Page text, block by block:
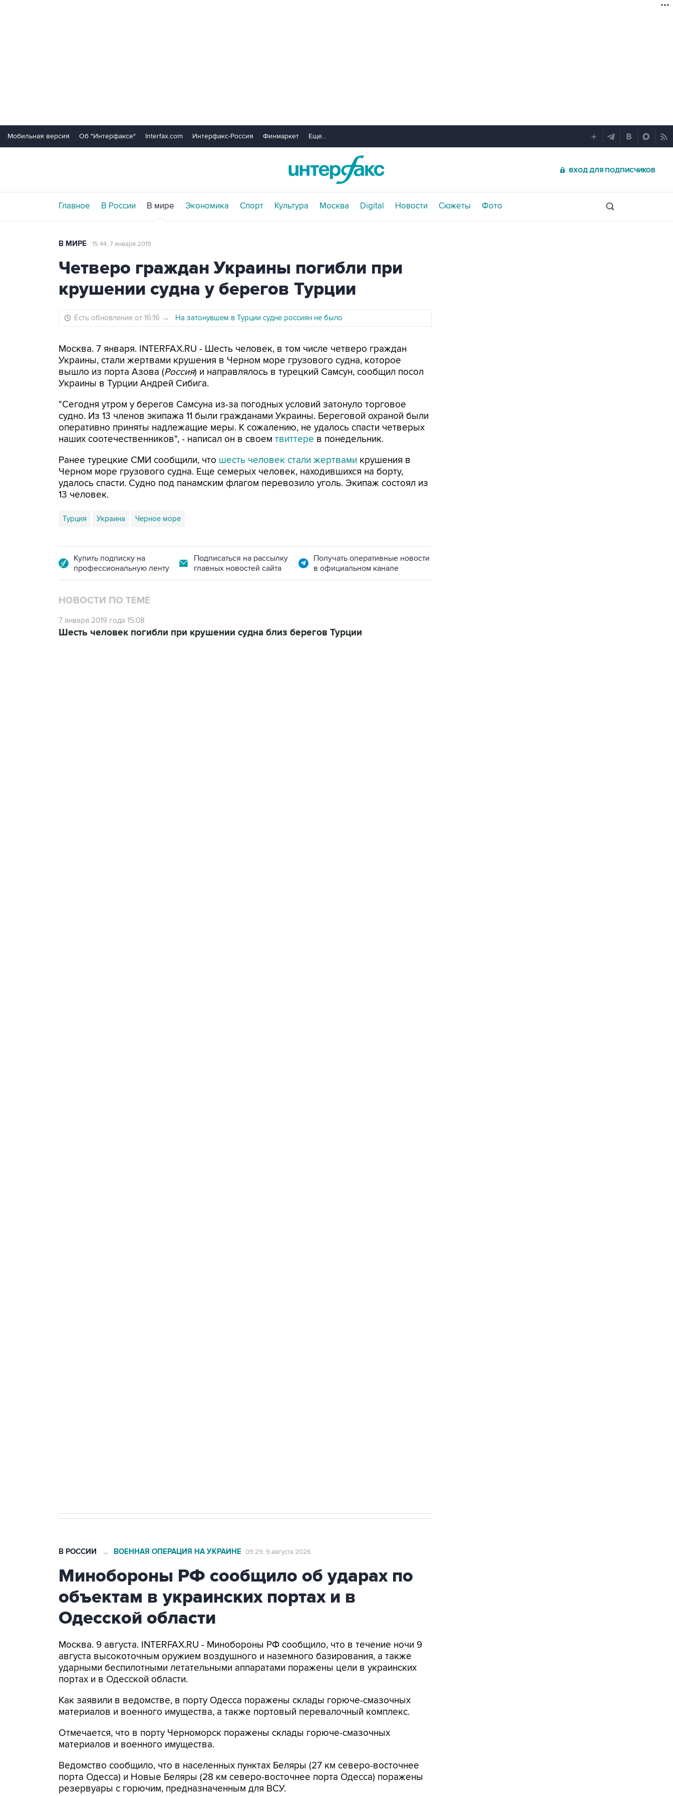
Мобильная версия Об "Интерфаксе" Interfax.com Интерфакс-Россия Финмаркет Еще...
ВХОД ДЛЯ ПОДПИСЧИКОВ
Главное В России В мире Экономика Спорт Культура Москва Digital Новости Сюжеты Фото
В МИРЕ 15:44, 7 января 2019
Четверо граждан Украины погибли при
крушении судна у берегов Турции
Есть обновление от 16:16 → На затонувшем в Турции судне россиян не было
Москва. 7 января. INTERFAX.RU - Шесть человек, в том числе четверо граждан
Украины, стали жертвами крушения в Черном море грузового судна, которое
вышло из порта Азова (Россия) и направлялось в турецкий Самсун, сообщил посол
Украины в Турции Андрей Сибига.
"Сегодня утром у берегов Самсуна из-за погодных условий затонуло торговое
судно. Из 13 членов экипажа 11 были гражданами Украины. Береговой охраной были
оперативно приняты надлежащие меры. К сожалению, не удалось спасти четверых
наших соотечественников", - написал он в своем твиттере в понедельник.
Ранее турецкие СМИ сообщили, что шесть человек стали жертвами крушения в
Черном море грузового судна. Еще семерых человек, находившихся на борту,
удалось спасти. Судно под панамским флагом перевозило уголь. Экипаж состоял из
13 человек.
Турция Украина Черное море
Купить подписку на
профессиональную ленту
Подписаться на рассылку
главных новостей сайта
Получать оперативные новости
в официальном канале
НОВОСТИ ПО ТЕМЕ
7 января 2019 года 15:08
Шесть человек погибли при крушении судна близ берегов Турции
В РОССИИ → ВОЕННАЯ ОПЕРАЦИЯ НА УКРАИНЕ 09:29, 9 августа 2026
Минобороны РФ сообщило об ударах по
объектам в украинских портах и в
Одесской области
Москва. 9 августа. INTERFAX.RU - Минобороны РФ сообщило, что в течение ночи 9
августа высокоточным оружием воздушного и наземного базирования, а также
ударными беспилотными летательными аппаратами поражены цели в украинских
портах и в Одесской области.
Как заявили в ведомстве, в порту Одесса поражены склады горюче-смазочных
материалов и военного имущества, а также портовый перевалочный комплекс.
Отмечается, что в порту Черноморск поражены склады горюче-смазочных
материалов и военного имущества.
Ведомство сообщило, что в населенных пунктах Беляры (27 км северо-восточнее
порта Одесса) и Новые Беляры (28 км северо-восточнее порта Одесса) поражены
резервуары с горючим, предназначенным для ВСУ.